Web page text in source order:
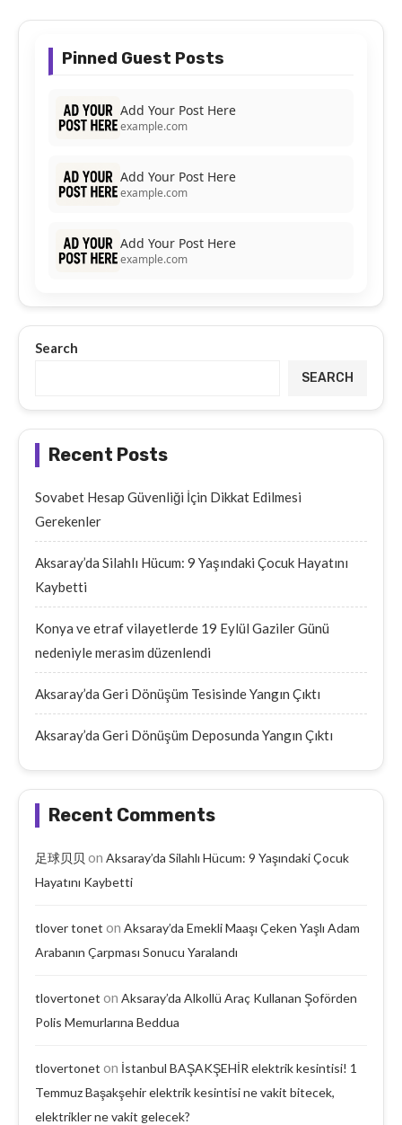
Pinned Guest Posts
Add Your Post Here
example.com
Add Your Post Here
example.com
Add Your Post Here
example.com
Search
SEARCH
Recent Posts
Sovabet Hesap Güvenliği İçin Dikkat Edilmesi
Gerekenler
Aksaray’da Silahlı Hücum: 9 Yaşındaki Çocuk Hayatını
Kaybetti
Konya ve etraf vilayetlerde 19 Eylül Gaziler Günü
nedeniyle merasim düzenlendi
Aksaray’da Geri Dönüşüm Tesisinde Yangın Çıktı
Aksaray’da Geri Dönüşüm Deposunda Yangın Çıktı
Recent Comments
足球贝贝 on Aksaray’da Silahlı Hücum: 9 Yaşındaki Çocuk
Hayatını Kaybetti
tlover tonet on Aksaray’da Emekli Maaşı Çeken Yaşlı Adam
Arabanın Çarpması Sonucu Yaralandı
tlovertonet on Aksaray’da Alkollü Araç Kullanan Şoförden
Polis Memurlarına Beddua
tlovertonet on İstanbul BAŞAKŞEHİR elektrik kesintisi! 1
Temmuz Başakşehir elektrik kesintisi ne vakit bitecek,
elektrikler ne vakit gelecek?